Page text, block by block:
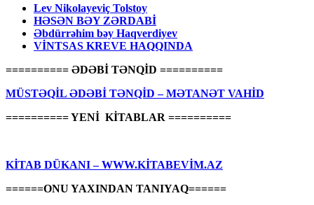
Lev Nikolayeviç Tolstoy
HƏSƏN BƏY ZƏRDABİ
Əbdürrəhim bəy Haqverdiyev
VİNTSAS KREVE HAQQINDA
========== ƏDƏBİ TƏNQİD ==========
MÜSTƏQİL ƏDƏBİ TƏNQİD – MƏTANƏT VAHİD
========== YENİ KİTABLAR ==========
KİTAB DÜKANI – WWW.KİTABEVİM.AZ
======ONU YAXINDAN TANIYAQ======